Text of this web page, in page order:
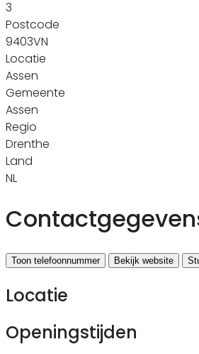
3
Postcode
9403VN
Locatie
Assen
Gemeente
Assen
Regio
Drenthe
Land
NL
Toon telefoonnummer Bekijk website
Locatie
Openingstijden